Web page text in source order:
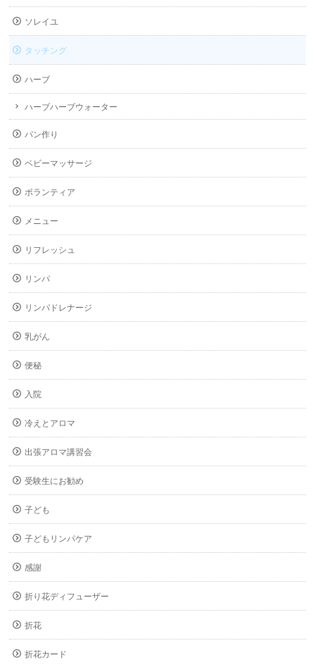
ソレイユ
タッチング
ハーブ
ハーブハーブウォーター
パン作り
ベビーマッサージ
ボランティア
メニュー
リフレッシュ
リンパ
リンパドレナージ
乳がん
便秘
入院
冷えとアロマ
出張アロマ講習会
受験生にお勧め
子ども
子どもリンパケア
感謝
折り花ディフューザー
折花
折花カード